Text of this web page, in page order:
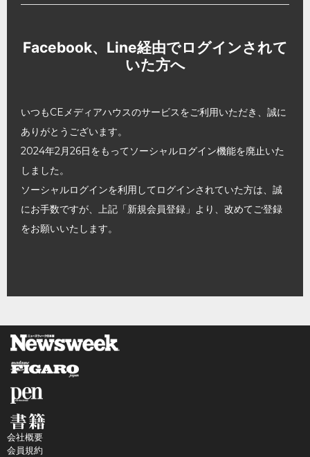
Facebook、Line経由でログインされて
いた方へ
いつもCEメディアハウスのサービスをご利用いただき、誠に
ありがとうございます。
2024年2月26日をもってソーシャルログイン機能を廃止いた
しました。
ソーシャルログインを利用してログインされていた方は、誠
にお手数ですが、上記「新規会員登録」より、改めてご登録
をお願いいたします。
会社概要
会員規約